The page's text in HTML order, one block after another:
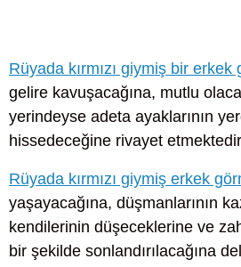
Rüyada kırmızı giymiş bir erkek
gelire kavuşacağına, mutlu
yerindeyse adeta ayaklarının
hissedeceğine rivayet
Rüyada kırmızı giymiş erkek
yaşayacağına, düşmanlarının
kendilerinin düşeceklerine ve
bir şekilde sonlandırılacağına